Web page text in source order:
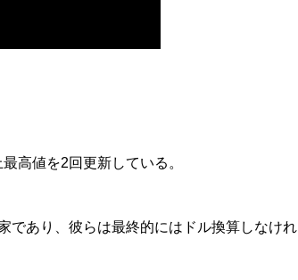
高値を2回更新している。
であり、彼らは最終的にはドル換算しなけれ